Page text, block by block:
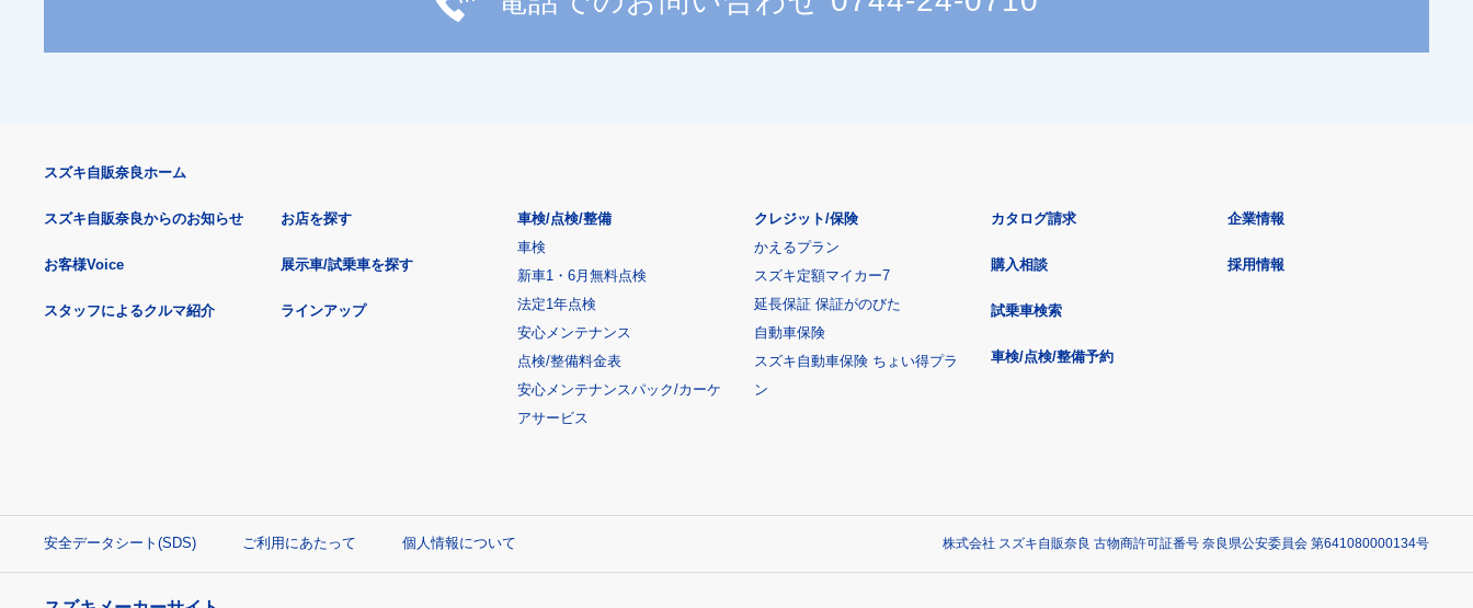
スズキ自販奈良ホーム
スズキ自販奈良からのお知らせ
お客様Voice
スタッフによるクルマ紹介
お店を探す
展示車/試乗車を探す
ラインアップ
車検/点検/整備
車検
新車1・6月無料点検
法定1年点検
安心メンテナンス
点検/整備料金表
安心メンテナンスパック/カーケ
アサービス
クレジット/保険
かえるプラン
スズキ定額マイカー7
延長保証 保証がのびた
自動車保険
スズキ自動車保険 ちょい得プラ
ン
カタログ請求
購入相談
試乗車検索
車検/点検/整備予約
企業情報
採用情報
安全データシート(SDS) ご利用にあたって 個人情報について 株式会社 スズキ自販奈良 古物商許可証番号 奈良県公安委員会 第641080000134号